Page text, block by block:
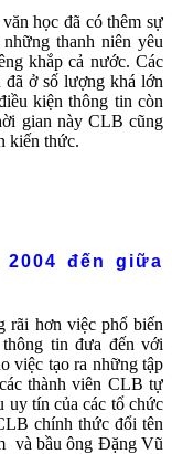
học đã có thêm sự
thanh niên yêu
khắp cả nước. Các
đã ở số lượng khá lớn
kiện thông tin còn
gian này CLB cũng
kiến thức.
đến giữa
rãi hơn việc phổ biến
tin đưa đến với
việc tạo ra những tập
thành viên CLB tự
uy tín của các tổ chức
chính thức đổi tên
và bầu ông Đặng Vũ